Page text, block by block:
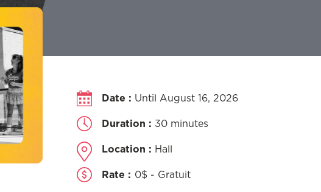
Date : Until August 16, 2026
Duration : 30 minutes
Location : Hall
Rate : 0$ - Gratuit